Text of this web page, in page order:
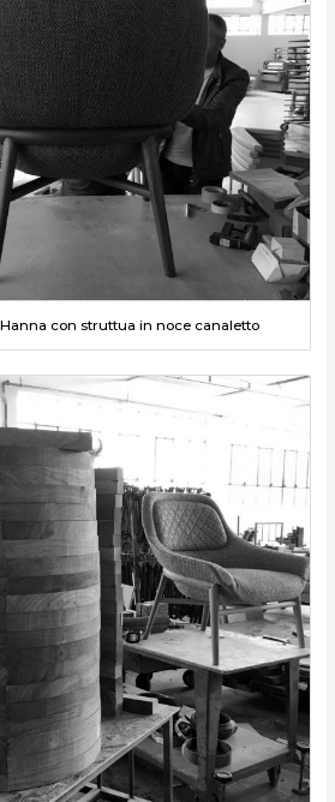
con struttua in noce canaletto